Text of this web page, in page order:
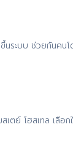
นระบบ ช่วยกันคน
เตย์ โฮสเทล เลือ